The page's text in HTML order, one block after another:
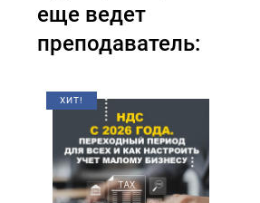
еще ведет
преподаватель:
ХИТ!